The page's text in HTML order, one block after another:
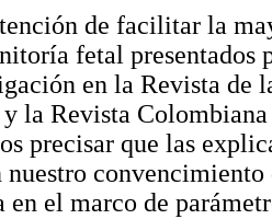
de facilitar la
fetal
en la Revista de
la Revista
precisar que las
nuestro
en el marco de